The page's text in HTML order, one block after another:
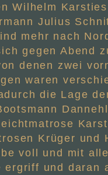
Wilhelm
Julius
mehr nach
gegen Abend
denen zwei
waren
die Lage
Krüger
voll und mit
ergriff und